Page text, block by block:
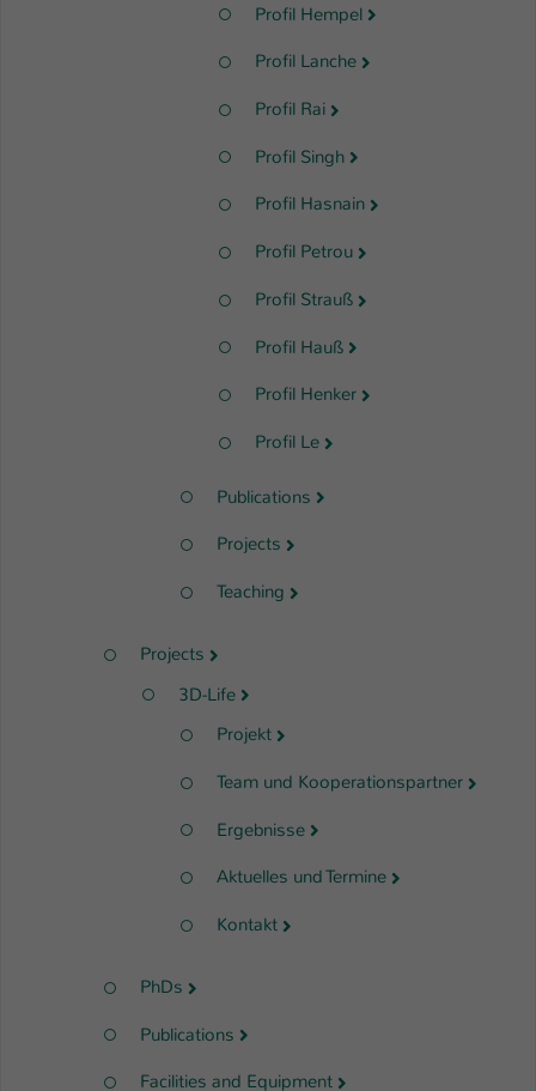
Profil Hempel
Profil Lanche
Profil Rai
Profil Singh
Profil Hasnain
Profil Petrou
Profil Strauß
Profil Hauß
Profil Henker
Profil Le
Publications
Projects
Teaching
Projects
3D-Life
Projekt
Team und Kooperationspartner
Ergebnisse
Aktuelles und Termine
Kontakt
PhDs
Publications
Facilities and Equipment